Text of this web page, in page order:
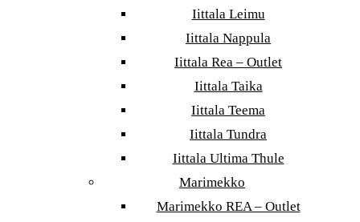
Iittala Leimu
Iittala Nappula
Iittala Rea – Outlet
Iittala Taika
Iittala Teema
Iittala Tundra
Iittala Ultima Thule
Marimekko
Marimekko REA – Outlet